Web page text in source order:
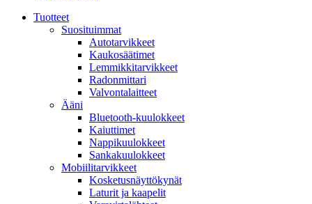
Tuotteet
Suosituimmat
Autotarvikkeet
Kaukosäätimet
Lemmikkitarvikkeet
Radonmittari
Valvontalaitteet
Ääni
Bluetooth-kuulokkeet
Kaiuttimet
Nappikuulokkeet
Sankakuulokkeet
Mobiilitarvikkeet
Kosketusnäyttökynät
Laturit ja kaapelit